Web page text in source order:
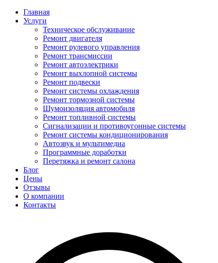
Главная
Услуги
Техническое обслуживание
Ремонт двигателя
Ремонт рулевого управления
Ремонт трансмиссии
Ремонт автоэлектрики
Ремонт выхлопной системы
Ремонт подвески
Ремонт системы охлаждения
Ремонт тормозной системы
Шумоизоляция автомобиля
Ремонт топливной системы
Сигнализации и противоугонные системы
Ремонт системы кондиционирования
Автозвук и мультимедиа
Программные доработки
Перетяжка и ремонт салона
Блог
Цены
Отзывы
О компании
Контакты